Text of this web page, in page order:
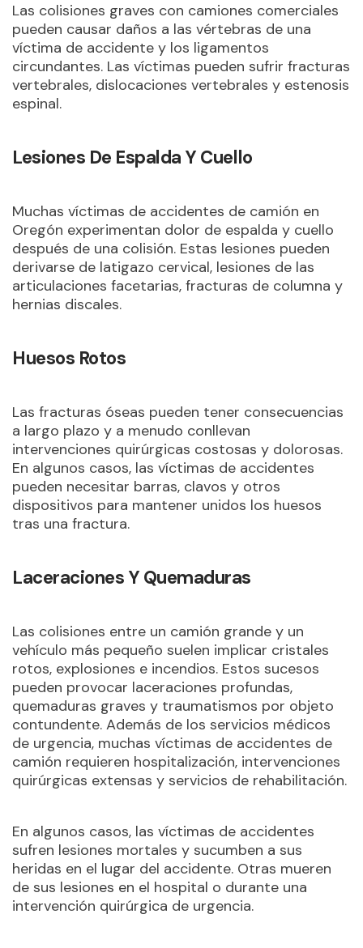
Las colisiones graves con camiones comerciales
pueden causar daños a las vértebras de una
víctima de accidente y los ligamentos
circundantes. Las víctimas pueden sufrir fracturas
vertebrales, dislocaciones vertebrales y estenosis
espinal.
Lesiones De Espalda Y Cuello
Muchas víctimas de accidentes de camión en
Oregón experimentan dolor de espalda y cuello
después de una colisión. Estas lesiones pueden
derivarse de latigazo cervical, lesiones de las
articulaciones facetarias, fracturas de columna y
hernias discales.
Huesos Rotos
Las fracturas óseas pueden tener consecuencias
a largo plazo y a menudo conllevan
intervenciones quirúrgicas costosas y dolorosas.
En algunos casos, las víctimas de accidentes
pueden necesitar barras, clavos y otros
dispositivos para mantener unidos los huesos
tras una fractura.
Laceraciones Y Quemaduras
Las colisiones entre un camión grande y un
vehículo más pequeño suelen implicar cristales
rotos, explosiones e incendios. Estos sucesos
pueden provocar laceraciones profundas,
quemaduras graves y traumatismos por objeto
contundente. Además de los servicios médicos
de urgencia, muchas víctimas de accidentes de
camión requieren hospitalización, intervenciones
quirúrgicas extensas y servicios de rehabilitación.
En algunos casos, las víctimas de accidentes
sufren lesiones mortales y sucumben a sus
heridas en el lugar del accidente. Otras mueren
de sus lesiones en el hospital o durante una
intervención quirúrgica de urgencia.